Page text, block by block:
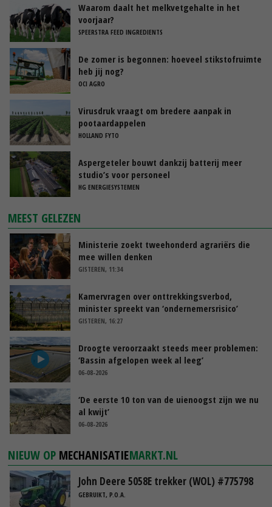
Waarom daalt het melkvetgehalte in het
voorjaar?
SPEERSTRA FEED INGREDIENTS
De zomer is begonnen: hoeveel stikstofruimte
heb jij nog?
OCI AGRO
Virusdruk vraagt om bredere aanpak in
pootaardappelen
HOLLAND FYTO
Aspergeteler bouwt dankzij batterij meer
studio’s voor personeel
HG ENERGIESYSTEMEN
MEEST GELEZEN
Ministerie zoekt tweehonderd agrariërs die
mee willen denken
GISTEREN, 11:34
Kamervragen over onttrekkingsverbod,
minister spreekt van ‘ondernemersrisico’
GISTEREN, 16:27
Droogte veroorzaakt steeds meer problemen:
‘Bassin afgelopen week al leeg’
06-08-2026
‘De eerste 10 ton van de uienoogst zijn we nu
al kwijt’
06-08-2026
NIEUW OP MECHANISATIEMARKT.NL
John Deere 5058E trekker (WOL) #775798
GEBRUIKT, P.O.A.